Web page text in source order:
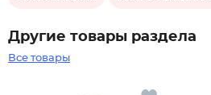
Другие товары раздела
Все товары